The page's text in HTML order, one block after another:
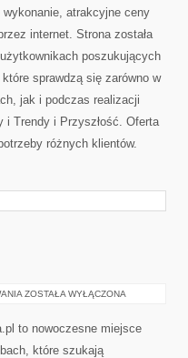
atrakcyjne ceny
internet. Strona została
poszukujących
sprawdzą się zarówno w
jak i podczas realizacji
i Trendy i Przyszłość. Oferta
różnych klientów.
AKTUALNOŚCI
ZOSTAŁA WYŁĄCZONA
to nowoczesne miejsce
które szukają